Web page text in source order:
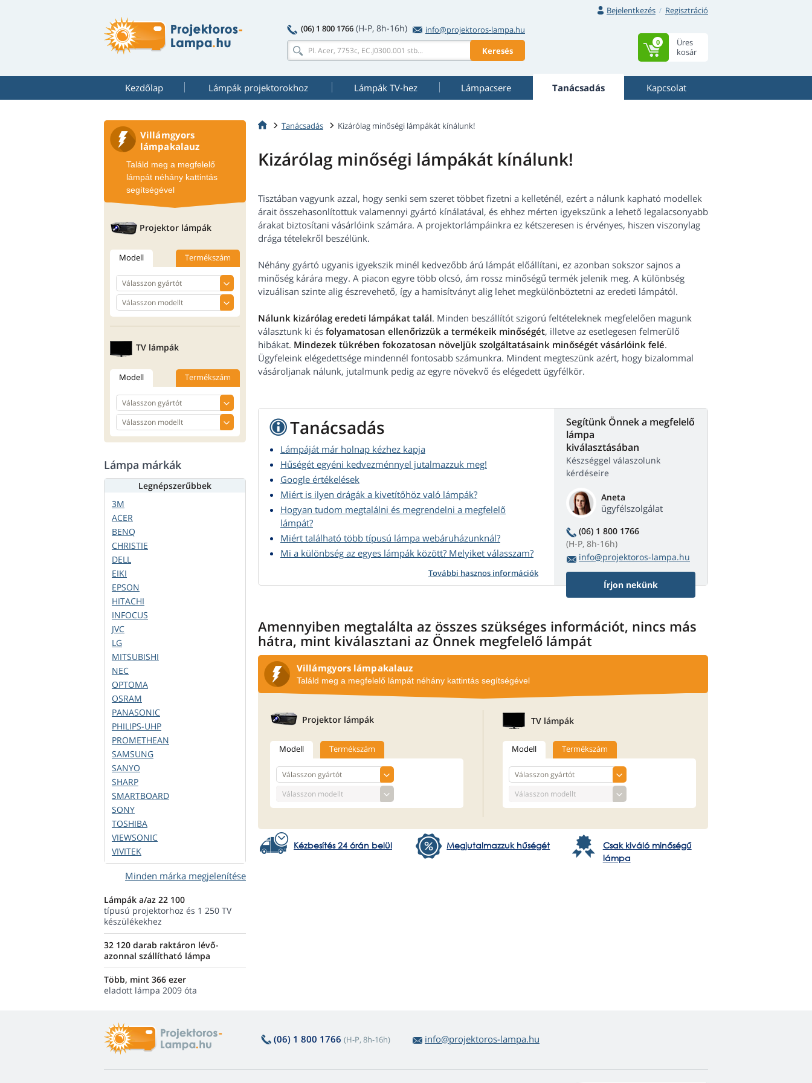
Bejelentkezés
Regisztráció
(06) 1 800 1766 (H-P, 8h-16h)
info@projektoros-lampa.hu
Keresés
Üres
kosár
0
Kezdőlap Lámpák projektorokhoz Lámpák TV-hez Lámpacsere Tanácsadás Kapcsolat
Tanácsadás Kizárólag minőségi lámpákát kínálunk!
Kizárólag minőségi lámpákát kínálunk!
Tisztában vagyunk azzal, hogy senki sem szeret többet fizetni a kelleténél, ezért a nálunk kapható modellek
árait összehasonlítottuk valamennyi gyártó kínálatával, és ehhez mérten igyekszünk a lehető legalacsonyabb
árakat biztosítani vásárlóink számára. A projektorlámpáinkra ez kétszeresen is érvényes, hiszen viszonylag
drága tételekről beszélünk.
Néhány gyártó ugyanis igyekszik minél kedvezőbb árú lámpát előállítani, ez azonban sokszor sajnos a
minőség kárára megy. A piacon egyre több olcsó, ám rossz minőségű termék jelenik meg. A különbség
vizuálisan szinte alig észrevehető, így a hamisítványt alig lehet megkülönböztetni az eredeti lámpától.
Nálunk kizárólag eredeti lámpákat talál. Minden beszállítót szigorú feltételeknek megfelelően magunk
választunk ki és folyamatosan ellenőrizzük a termékeik minőségét, illetve az esetlegesen felmerülő
hibákat. Mindezek tükrében fokozatosan növeljük szolgáltatásaink minőségét vásárlóink felé.
Ügyfeleink elégedettsége mindennél fontosabb számunkra. Mindent megteszünk azért, hogy bizalommal
vásároljanak nálunk, jutalmunk pedig az egyre növekvő és elégedett ügyfélkör.
Tanácsadás
Lámpáját már holnap kézhez kapja
Hűségét egyéni kedvezménnyel jutalmazzuk meg!
Google értékelések
Miért is ilyen drágák a kivetítőhöz való lámpák?
Hogyan tudom megtalálni és megrendelni a megfelelő
lámpát?
Miért található több típusú lámpa webáruházunknál?
Mi a különbség az egyes lámpák között? Melyiket válasszam?
További hasznos információk
Segítünk Önnek a megfelelő
lámpa
kiválasztásában
Készséggel válaszolunk
kérdéseire
Aneta
ügyfélszolgálat
(06) 1 800 1766
(H-P, 8h-16h)
info@projektoros-lampa.hu
Írjon nekünk
Amennyiben megtalálta az összes szükséges információt, nincs más
hátra, mint kiválasztani az Önnek megfelelő lámpát
Villámgyors lámpakalauz
Találd meg a megfelelő lámpát néhány kattintás segítségével
Projektor lámpák
Modell Termékszám
TV lámpák
Modell Termékszám
Kézbesítés 24 órán belül Megjutalmazzuk hűségét
Csak kiváló minőségű
lámpa
Villámgyors
lámpakalauz
Találd meg a megfelelő
lámpát néhány kattintás
segítségével
Projektor lámpák
Modell Termékszám
TV lámpák
Modell Termékszám
Lámpa márkák
Legnépszerűbbek
3M
ACER
BENQ
CHRISTIE
DELL
EIKI
EPSON
HITACHI
INFOCUS
JVC
LG
MITSUBISHI
NEC
OPTOMA
OSRAM
PANASONIC
PHILIPS-UHP
PROMETHEAN
SAMSUNG
SANYO
SHARP
SMARTBOARD
SONY
TOSHIBA
VIEWSONIC
VIVITEK
Minden márka megjelenítése
Lámpák a/az 22 100
típusú projektorhoz és 1 250 TV
készülékekhez
32 120 darab raktáron lévő-
azonnal szállítható lámpa
Több, mint 366 ezer
eladott lámpa 2009 óta
(06) 1 800 1766 (H-P, 8h-16h) info@projektoros-lampa.hu